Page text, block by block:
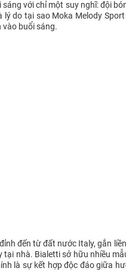
với chỉ một suy nghĩ: đội
do tại sao Moka Melody
buổi sáng.
đến từ đất nước Italy, gắn
tại nhà. Bialetti sở hữu nhiều
là sự kết hợp độc đáo giữa